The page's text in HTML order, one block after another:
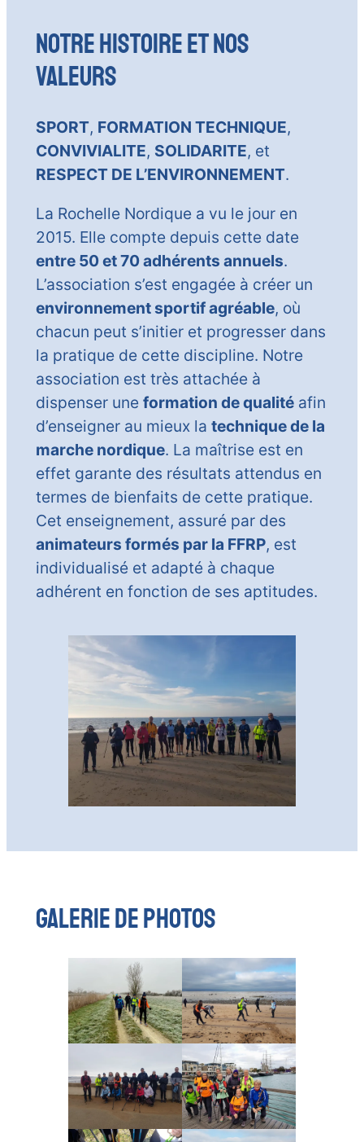
Notre Histoire et Nos
Valeurs
SPORT, FORMATION TECHNIQUE,
CONVIVIALITE, SOLIDARITE, et
RESPECT DE L’ENVIRONNEMENT.
La Rochelle Nordique a vu le jour en
2015. Elle compte depuis cette date
entre 50 et 70 adhérents annuels.
L’association s’est engagée à créer un
environnement sportif agréable, où
chacun peut s’initier et progresser dans
la pratique de cette discipline. Notre
association est très attachée à
dispenser une formation de qualitéafin
d’enseigner au mieux la technique de la
marche nordique. La maîtrise est en
effet garante des résultats attendus en
termes de bienfaits de cette pratique.
Cet enseignement, assuré par des
animateurs formés par la FFRP, est
individualisé et adapté à chaque
adhérent en fonction de ses aptitudes.
Galerie de photos